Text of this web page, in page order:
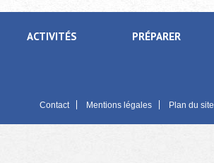
ACTIVITÉS PRÉPARER
Contact Mentions légales Plan du site